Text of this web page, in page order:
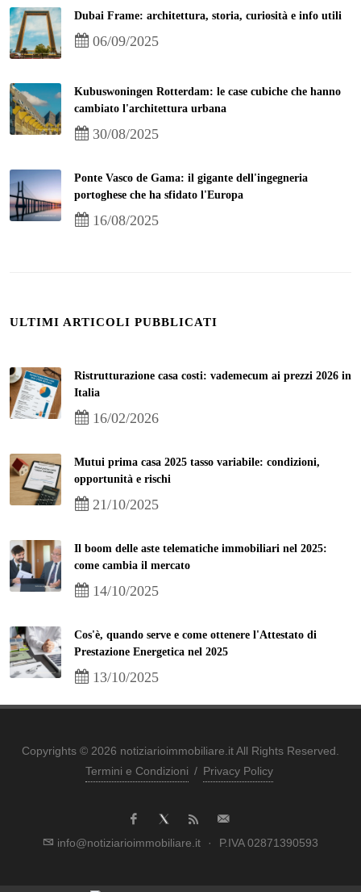
Dubai Frame: architettura, storia, curiosità e info utili
06/09/2025
Kubuswoningen Rotterdam: le case cubiche che hanno
cambiato l'architettura urbana
30/08/2025
Ponte Vasco de Gama: il gigante dell'ingegneria
portoghese che ha sfidato l'Europa
16/08/2025
ULTIMI ARTICOLI PUBBLICATI
Ristrutturazione casa costi: vademecum ai prezzi 2026 in
Italia
16/02/2026
Mutui prima casa 2025 tasso variabile: condizioni,
opportunità e rischi
21/10/2025
Il boom delle aste telematiche immobiliari nel 2025:
come cambia il mercato
14/10/2025
Cos'è, quando serve e come ottenere l'Attestato di
Prestazione Energetica nel 2025
13/10/2025
Copyrights © 2026 notiziarioimmobiliare.it All Rights Reserved.
Termini e Condizioni / Privacy Policy
info@notiziarioimmobiliare.it · P.IVA 02871390593